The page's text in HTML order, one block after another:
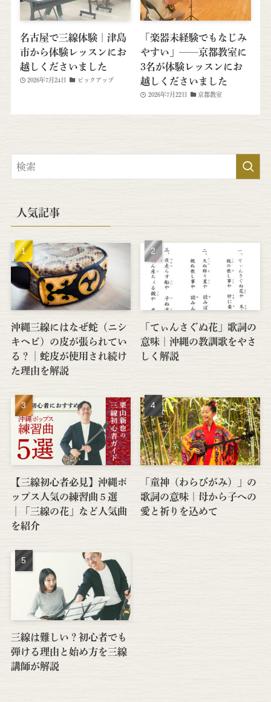
名古屋で三線体験｜津島
市から体験レッスンにお
越しくださいました
2026年7月24日 ピックアップ
「楽器未経験でもなじみ
やすい」──京都教室に
3名が体験レッスンにお
越しくださいました
2026年7月22日 京都教室
人気記事
沖縄三線にはなぜ蛇（ニシ
キヘビ）の皮が張られてい
る？│蛇皮が使用され続け
た理由を解説
「てぃんさぐぬ花」歌詞の
意味｜沖縄の教訓歌をやさ
しく解説
【三線初心者必見】沖縄ポ
ップス人気の練習曲５選
│「三線の花」など人気曲
を紹介
「童神（わらびがみ）」の
歌詞の意味｜母から子への
愛と祈りを込めて
三線は難しい？初心者でも
弾ける理由と始め方を三線
講師が解説